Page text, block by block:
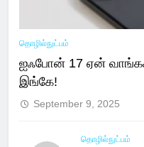
தொழில்நுட்பம்
ஐஃபோன் 17 ஏன்
இங்கே!
September 9, 2025
தொழில்நுட்பம்